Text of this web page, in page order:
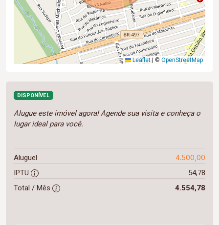
Leaflet | © OpenStreetMap
DISPONÍVEL
Alugue este imóvel agora! Agende sua visita e conheça o
lugar ideal para você.
Aluguel 4.500,00
IPTU
54,78
Total / Mês
4.554,78